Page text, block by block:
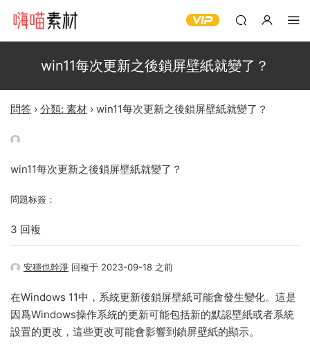
win11每次更新之後鎖屏壁紙就變了？
問答 › 分類: 素材 › win11每次更新之後鎖屏壁紙就變了？
win11每次更新之後鎖屏壁紙就變了？
問題标簽：
3 回複
安穩也幹淨 回複于 2023-09-18 之前
在Windows 11中，系統更新後鎖屏壁紙可能會發生變化。這是
因爲Windows操作系統的更新可能包括新的默認壁紙或者系統
設置的更改，這些更改可能會影響到鎖屏壁紙的顯示。